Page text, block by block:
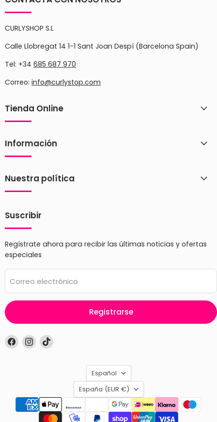
CURLYSHOP S.L
Calle Llobregat 14 1-1 Sant Joan Despí (Barcelona Spain)
Tel: +34 685 687 970
Correo: info@curlystop.com
Tienda Online
Información
Nuestra política
Suscribir
Regístrate ahora para recibir las últimas noticias y ofertas
especiales
Correo electrónico
Registrarse
Encuéntrenos
en
Encuéntrenos
en
Encuéntrenos
Idioma
Español
País
España (EUR €)